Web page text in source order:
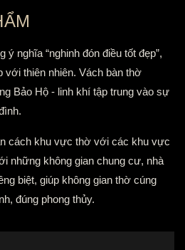
ý nghĩa “nghinh đón điều tốt đẹp”,
với thiên nhiên. Vách bàn thờ
Bảo Hộ - linh khí tập trung vào sự
cách khu vực thờ với các khu vực
những không gian chung cư, nhà
biệt, giúp không gian thờ cúng
đúng phong thủy.